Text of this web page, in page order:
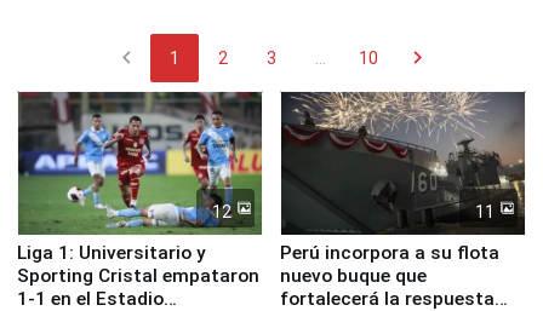
chevron_left 1 2 3 10 chevron_right
12
Liga 1: Universitario y
Sporting Cristal empataron
1-1 en el Estadio
11
Perú incorpora a su flota
nuevo buque que
fortalecerá la respuesta